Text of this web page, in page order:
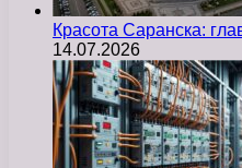
Красота Саранска:
14.07.2026